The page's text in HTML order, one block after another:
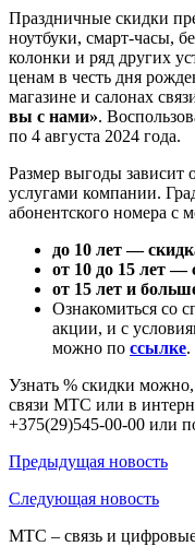
Праздничные скидки
ноутбуки, смарт-часы,
колонки и ряд других
ценам в честь дня
магазине и салонах
вы с нами».
по 4 августа 2024 года.
Размер выгоды зависит
услугами компании.
абонентского номера с
до 10 лет —
от 10 до 15 лет —
от 15 лет и
Ознакомиться со
акции, и с
можно по ссылке.
Узнать % скидки
связи МТС или в
+375(29)545-00-00 или
Предыдущая новость
Следующая новость
МТС – связь и